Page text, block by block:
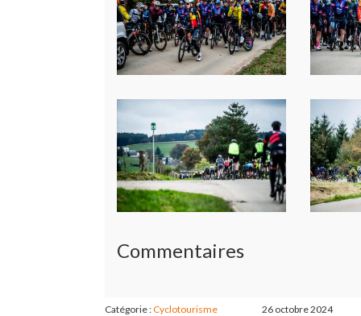
Commentaires
Catégorie :Cyclotourisme 26 octobre 2024